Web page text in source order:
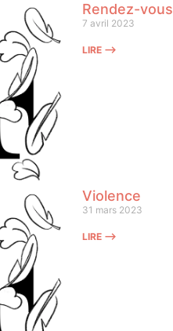
Rendez-vous
7 avril 2023
LIRE ⟶
Violence
31 mars 2023
LIRE ⟶